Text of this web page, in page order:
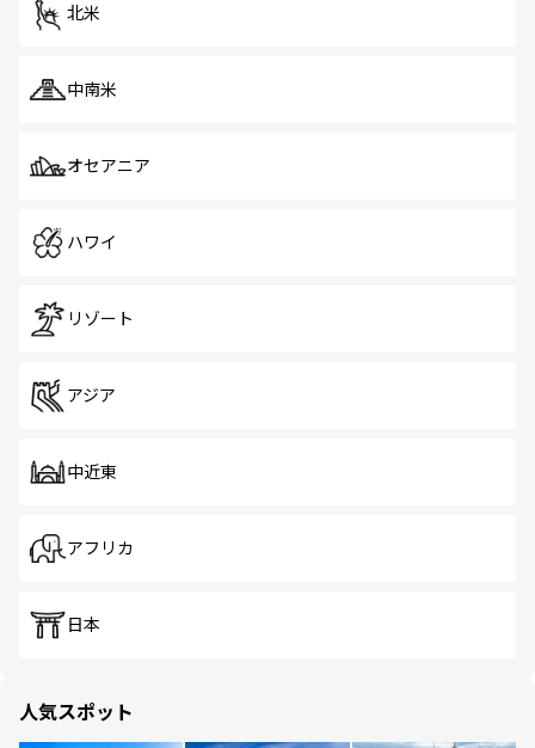
北米
中南米
オセアニア
ハワイ
リゾート
アジア
中近東
アフリカ
日本
人気スポット